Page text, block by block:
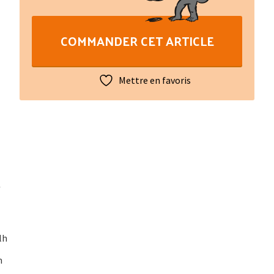
e
nobiliconofatz
COMMANDER CET ARTICLE
Mettre en favoris